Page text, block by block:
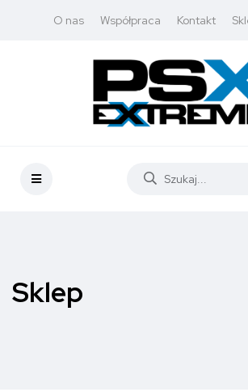
O nas Współpraca Kontakt
Sklep